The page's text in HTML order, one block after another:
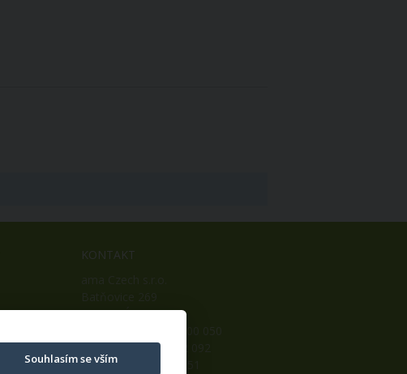
KONTAKT
542 32, Úpice
Mobil: +420 739 452 092
Fax: +420 498 100 051
Souhlasím se vším